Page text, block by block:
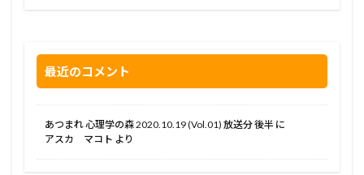
最近のコメント
あつまれ 心理学の森 2020.10.19 (Vol.01) 放送分 後半 に
アスカ マコト より